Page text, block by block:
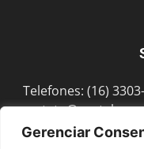
Gerenciar
Telefones: (16)
Sex das 8h às 18h /